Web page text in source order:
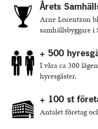
Årets
Arne Lorentzon
samhällsbyggare i
+ 500
I våra ca 300
hyresgäster.
+ 100 st
Antalet företag